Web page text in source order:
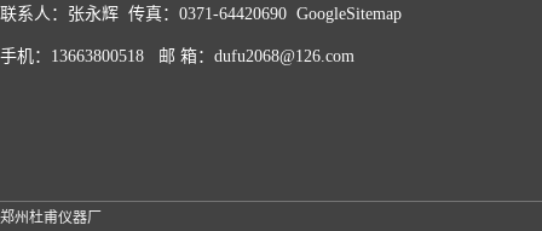
联系人：张永辉 传真：0371-64420690 GoogleSitemap
手机：13663800518 邮 箱：dufu2068@126.com
郑州杜甫仪器厂